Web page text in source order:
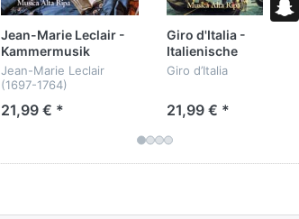
Jean-Marie Leclair -
Kammermusik
Jean-Marie Leclair
(1697-1764)
Première Récréation de
Deuxième Récréation de
21,99 € *
Giro d'Italia -
Italienische
Solokonzerte
Giro d’Italia
Kammermusik
Boccherini, Mancini,
21,99 € *